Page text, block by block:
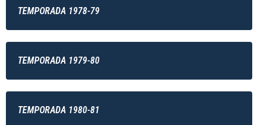
TEMPORADA 1978-79
TEMPORADA 1979-80
TEMPORADA 1980-81